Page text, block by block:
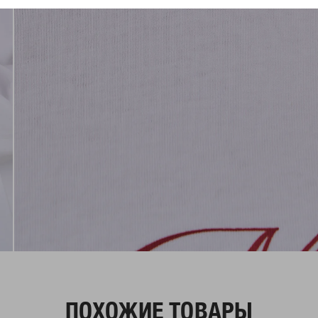
ПОХОЖИЕ ТОВАРЫ